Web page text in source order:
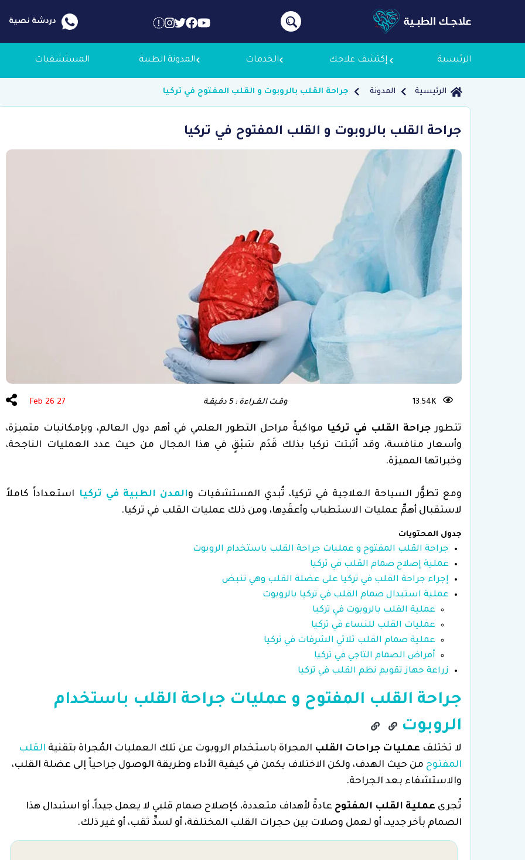
دردشة نصية
الرئيسية إكتشف علاجك
معلومات عنا
لماذا علاجك الطبية
الخدمات المدونة الطبية المستشفيات
الرئيسية المدونة جراحة القلب بالروبوت و القلب المفتوح في تركيا
جراحة القلب بالروبوت و القلب المفتوح في تركيا
13.54K وقـت الـقـراءة : 5 دقـيقـة 27 Feb 26
تتطور جراحة القلب في تركيا مواكبةً مراحل التطور العلمي في أهم دول العالم، وبإمكانيات متميزة،
وأسعار منافسة، وقد أثبتت تركيا بذلك قَدَم سَبْقٍ في هذا المجال من حيث عدد العمليات الناجحة،
وخبراتها المميزة.
ومع تطوُّر السياحة العلاجية في تركيا، تُبدي المستشفيات والمدن الطبية في تركيا
استعداداً كاملاً
لاستقبال أهمِّ عمليات الاستطباب وأعقَدِها، ومن ذلك عمليات القلب في تركيا.
جدول المحتويات
جراحة القلب المفتوح و عمليات جراحة القلب باستخدام الروبوت
عملية إصلاح صمام القلب في تركيا
إجراء جراحة القلب في تركيا على عضلة القلب وهي تنبض
عملية استبدال صمام القلب في تركيا بالروبوت
عملية القلب بالروبوت في تركيا
عمليات القلب للنساء في تركيا
عملية صمام القلب ثلاثي الشرفات في تركيا
أمراض الصمام التاجي في تركيا
زراعة جهاز تقويم نظم القلب في تركيا
جراحة القلب المفتوح و عمليات جراحة القلب باستخدام
الروبوت
لا تختلف عمليات جراحات القلب المجراة باستخدام الروبوت عن تلك العمليات المُجراة بتقنية القلب
المفتوح من حيث الهدف، ولكن الاختلاف يكمن في كيفية الأداء وطريقة الوصول جراحياً إلى عضلة القلب،
والاستشفاء بعد الجراحة.
تُجرى عملية القلب المفتوح عادةً لأهداف متعددة، كإصلاح صمام قلبي لا يعمل جيداً، أو استبدال هذا
الصمام بآخر جديد، أو لعمل وصلات بين حجرات القلب المختلفة، أو لسدِّ ثقب، أو غير ذلك.
زراعة الشعر علاج الأسنان